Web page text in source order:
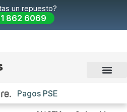
un repuesto?
862 6069
Pagos PSE